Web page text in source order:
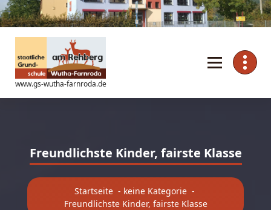
Zum
Inhalt
springen
www.gs-wutha-farnroda.de
Freundlichste Kinder, fairste Klasse
Startseite- keine Kategorie-
Freundlichste Kinder, fairste Klasse